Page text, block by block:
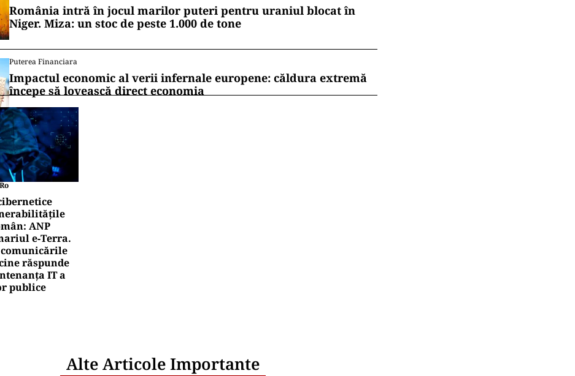
România intră în jocul marilor puteri pentru uraniul blocat în
Niger. Miza: un stoc de peste 1.000 de tone
Puterea Financiara
Impactul economic al verii infernale europene: căldura extremă
începe să lovească direct economia
ANP
e‑Terra.
comunicările
răspunde
IT a
publice
Alte Articole Importante